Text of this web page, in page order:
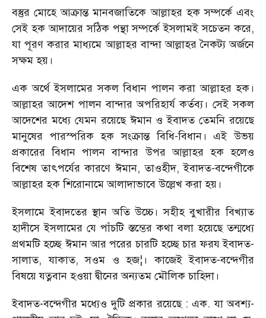
বস্তুর মোহে আক্রান্ত মানবজাতিকে আল্লাহর হক সম্পর্কে এবং
সেই হক আদায়ের সঠিক পন্থা সম্পর্কে ইসলামই সচেতন করে,
যা পূরণ করার মাধ্যমে আল্লাহর বান্দা আল্লাহর নৈকট্য অর্জনে
সক্ষম হয়।
এক অর্থে ইসলামের সকল বিধান পালন করা আল্লাহর হক।
আল্লাহর আদেশ পালন বান্দার অপরিহার্য কর্তব্য। সেই সকল
আদেশের মধ্যে যেমন রয়েছে ঈমান ও ইবাদত তেমনি রয়েছে
মানুষের পারস্পরিক হক সংক্রান্ত বিধি-বিধান। এই উভয়
প্রকারের বিধান পালন বান্দার উপর আল্লাহর হক হলেও
বিশেষ তাৎপর্যের কারণে ঈমান, তাওহীদ, ইবাদত-বন্দেগীকে
আল্লাহর হক শিরোনামে আলাদাভাবে উল্লেখ করা হয়।
ইসলামে ইবাদতের স্থান অতি উচ্চে। সহীহ বুখারীর বিখ্যাত
হাদীসে ইসলামের যে পাঁচটি স্তম্ভের কথা বলা হয়েছে তন্মধ্যে
প্রথমটি হচ্ছে ঈমান আর পরের চারটি হচ্ছে চার ফরয ইবাদত-
সালাত, যাকাত, সওম ও হজ¦। কাজেই ইবাদত-বন্দেগীর
বিষয়ে যত্নবান হওয়া দ্বীনের অন্যতম মৌলিক চাহিদা।
ইবাদত-বন্দেগীর মধ্যেও দুটি প্রকার রয়েছে : এক. যা অবশ্য-